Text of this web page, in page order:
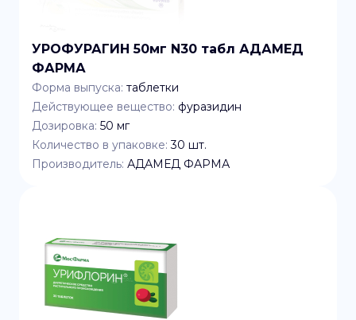
УРОФУРАГИН 50мг N30 табл АДАМЕД
ФАРМА
Форма выпуска: таблетки
Действующее вещество: фуразидин
Дозировка: 50 мг
Количество в упаковке: 30 шт.
Производитель: АДАМЕД ФАРМА